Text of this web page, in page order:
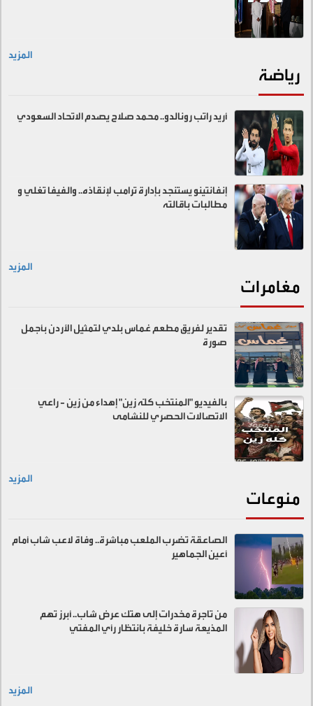
المزيد
رياضة
أريد راتب رونالدو.. محمد صلاح يصدم الاتحاد السعودي
إنفانتينو يستنجد بإدارة ترامب لإنقاذه.. والفيفا تغلي و
مطالبات باقالته
المزيد
مغامرات
تقدير لفريق مطعم غماس بلدي لتمثيل الأردن بأجمل
صورة
بالفيديو "المنتخب كلّه زين" إهداء من زين - راعي
الاتصالات الحصري للنشامى
المزيد
منوعات
الصاعقة تضرب الملعب مباشرة.. وفاة لاعب شاب أمام
أعين الجماهير
من تاجرة مخدرات إلى هتك عرض شاب.. أبرز تهم
المذيعة سارة خليفة بانتظار رأي المفتي
المزيد